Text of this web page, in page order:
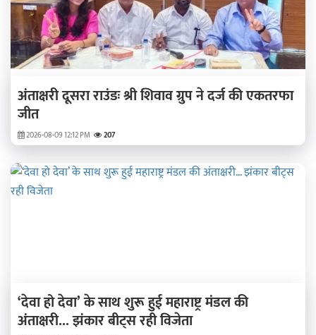
अंताक्षरी दूसरा राउंडः श्री शिवाव ग्रुप ने दर्ज की एकतरफा
जीत
2026-08-09 12:12 PM 207
‘देवा हो देवा’ के साथ शुरू हुई महाराष्ट्र मंडल की
अंताक्षरी... झंकार बीट्स रही विजेता